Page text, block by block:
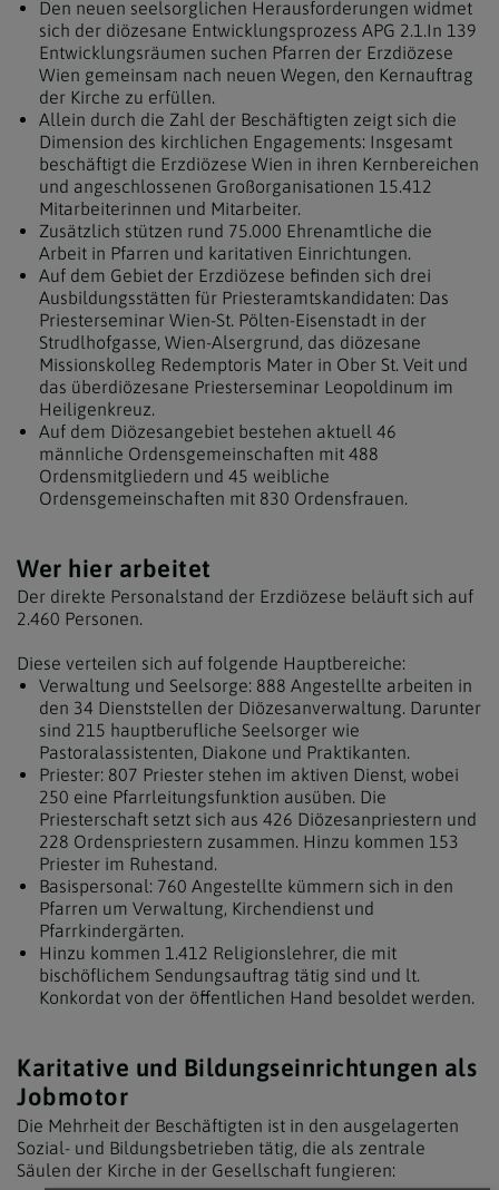
Den neuen seelsorglichen Herausforderungen widmet
sich der diözesane Entwicklungsprozess APG 2.1.In 139
Entwicklungsräumen suchen Pfarren der Erzdiözese
Wien gemeinsam nach neuen Wegen, den Kernauftrag
der Kirche zu erfüllen.
Allein durch die Zahl der Beschäftigten zeigt sich die
Dimension des kirchlichen Engagements: Insgesamt
beschäftigt die Erzdiözese Wien in ihren Kernbereichen
und angeschlossenen Großorganisationen 15.412
Mitarbeiterinnen und Mitarbeiter.
Zusätzlich stützen rund 75.000 Ehrenamtliche die
Arbeit in Pfarren und karitativen Einrichtungen.
Auf dem Gebiet der Erzdiözese befinden sich drei
Ausbildungsstätten für Priesteramtskandidaten: Das
Priesterseminar Wien-St. Pölten-Eisenstadt in der
Strudlhofgasse, Wien-Alsergrund, das diözesane
Missionskolleg Redemptoris Mater in Ober St. Veit und
das überdiözesane Priesterseminar Leopoldinum im
Heiligenkreuz.
Auf dem Diözesangebiet bestehen aktuell 46
männliche Ordensgemeinschaften mit 488
Ordensmitgliedern und 45 weibliche
Ordensgemeinschaften mit 830 Ordensfrauen.
Wer hier arbeitet
Der direkte Personalstand der Erzdiözese beläuft sich auf
2.460 Personen.
Diese verteilen sich auf folgende Hauptbereiche:
Verwaltung und Seelsorge: 888 Angestellte arbeiten in
den 34 Dienststellen der Diözesanverwaltung. Darunter
sind 215 hauptberufliche Seelsorger wie
Pastoralassistenten, Diakone und Praktikanten.
Priester: 807 Priester stehen im aktiven Dienst, wobei
250 eine Pfarrleitungsfunktion ausüben. Die
Priesterschaft setzt sich aus 426 Diözesanpriestern und
228 Ordenspriestern zusammen. Hinzu kommen 153
Priester im Ruhestand.
Basispersonal: 760 Angestellte kümmern sich in den
Pfarren um Verwaltung, Kirchendienst und
Pfarrkindergärten.
Hinzu kommen 1.412 Religionslehrer, die mit
bischöflichem Sendungsauftrag tätig sind und lt.
Konkordat von der öffentlichen Hand besoldet werden.
Karitative und Bildungseinrichtungen als
Jobmotor
Die Mehrheit der Beschäftigten ist in den ausgelagerten
Sozial- und Bildungsbetrieben tätig, die als zentrale
Säulen der Kirche in der Gesellschaft fungieren: